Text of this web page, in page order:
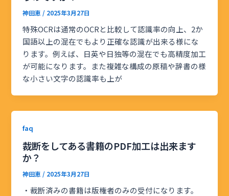
神田恵 / 2025年3月27日
特殊OCRは通常のOCRと比較して認識率の向上、2か
国語以上の混在でもより正確な認識が出来る様にな
ります。例えば、日英や日独等の混在でも高精度加工
が可能になります。また複雑な構成の原稿や辞書の様
な小さい文字の認識率も上が
faq
裁断をしてある書籍のPDF加工は出来ます
か？
神田恵 / 2025年3月27日
・裁断済みの書籍は版権者のみの受付になります。